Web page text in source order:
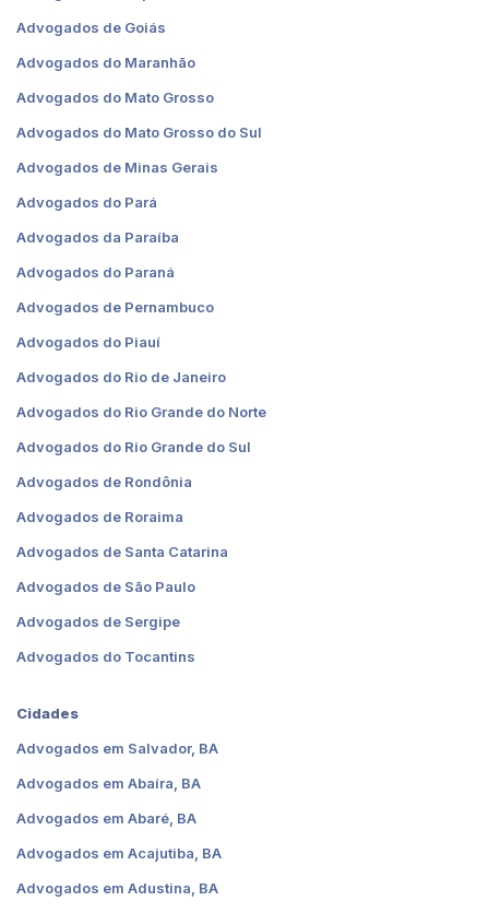
Advogados de Goiás
Advogados do Maranhão
Advogados do Mato Grosso
Advogados do Mato Grosso do Sul
Advogados de Minas Gerais
Advogados do Pará
Advogados da Paraíba
Advogados do Paraná
Advogados de Pernambuco
Advogados do Piauí
Advogados do Rio de Janeiro
Advogados do Rio Grande do Norte
Advogados do Rio Grande do Sul
Advogados de Rondônia
Advogados de Roraima
Advogados de Santa Catarina
Advogados de São Paulo
Advogados de Sergipe
Advogados do Tocantins
Cidades
Advogados em Salvador, BA
Advogados em Abaíra, BA
Advogados em Abaré, BA
Advogados em Acajutiba, BA
Advogados em Adustina, BA